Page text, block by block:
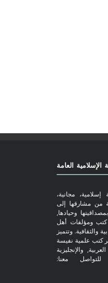
الإسلامية العامة
مجانية،
من مشارقها إلى
وحيادها,
ومؤلفات أهل
والثقافية. وتتميز
كتب علمية نفيسة
والإنجليزية
معنا: